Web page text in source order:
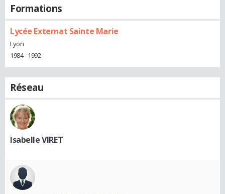
Formations
Lycée Externat Sainte Marie
Lyon
1984 - 1992
Réseau
Isabelle VIRET